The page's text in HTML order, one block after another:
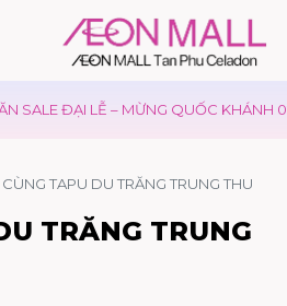
SALE ĐẠI LỄ – MỪNG QUỐC KHÁNH 02/
CÙNG TAPU DU TRĂNG TRUNG THU
TRĂNG TRUNG